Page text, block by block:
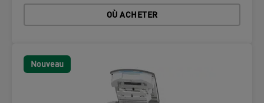
OÙ ACHETER
Nouveau